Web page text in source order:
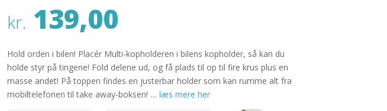
kr. 139,00
Hold orden i bilen! Placér Multi-kopholderen i bilens kopholder, så kan du
holde styr på tingene! Fold delene ud, og få plads til op til fire krus plus en
masse andet! På toppen findes en justerbar holder som kan rumme alt fra
mobiltelefonen til take away-boksen! … læs mere her